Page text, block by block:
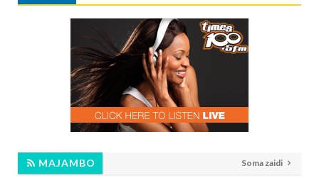
MAJAMBO Soma zaidi